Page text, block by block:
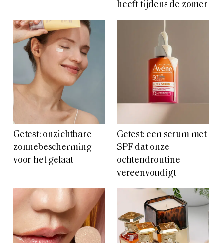
heeft tijdens de zomer
Getest: onzichtbare
zonnebescherming
voor het gelaat
Getest: een serum met
SPF dat onze
ochtendroutine
vereenvoudigt